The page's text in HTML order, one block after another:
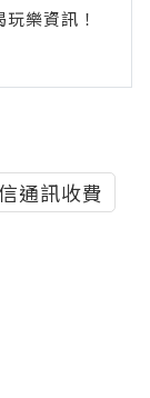
樂資訊！
通訊收費